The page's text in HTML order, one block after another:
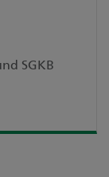
SGKB